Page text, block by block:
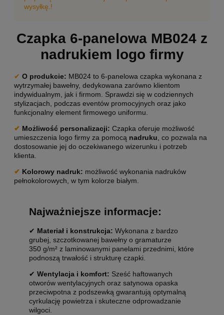
wysyłkę.!
Czapka 6-panelowa MB024 z
nadrukiem logo firmy
✔ O produkcie: MB024 to 6-panelowa czapka wykonana z
wytrzymałej bawełny, dedykowana zarówno klientom
indywidualnym, jak i firmom. Sprawdzi się w codziennych
stylizacjach, podczas eventów promocyjnych oraz jako
funkcjonalny element firmowego uniformu.
✔ Możliwość personalizacji: Czapka oferuje możliwość
umieszczenia logo firmy za pomocą nadruku, co pozwala na
dostosowanie jej do oczekiwanego wizerunku i potrzeb
klienta.
✔ Kolorowy nadruk: możliwość wykonania nadruków
pełnokolorowych, w tym kolorze białym.
Najważniejsze informacje:
✔ Materiał i konstrukcja: Wykonana z bardzo
grubej, szczotkowanej bawełny o gramaturze
350 g/m² z laminowanymi panelami przednimi, które
podnoszą trwałość i strukturę czapki.
✔ Wentylacja i komfort: Sześć haftowanych
otworów wentylacyjnych oraz satynowa opaska
przeciwpotna z podszewką gwarantują optymalną
cyrkulację powietrza i skuteczne odprowadzanie
wilgoci.